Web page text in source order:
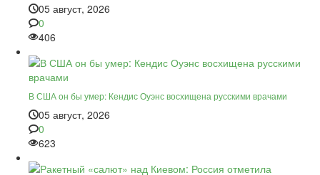
05 август, 2026
0
406
В США он бы умер: Кендис Оуэнс восхищена русскими врачами
05 август, 2026
0
623